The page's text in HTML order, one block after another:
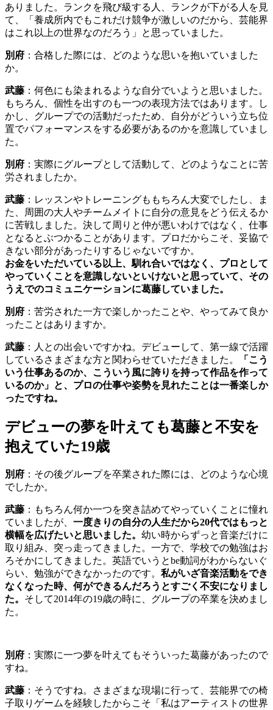
ありました。ランクを飛び級する人、ランクが下がる人を見
て、「養成所内でもこれだけ競争が激しいのだから、芸能界
はこれ以上の世界なのだろう」と思っていました。
別府 ： 合格した際には、どのような思いを抱いていました
か。
武藤 ： 何色にも染まれるような自分でいようと思いました。
もちろん、個性を出すのも一つの表現方法ではあります。し
かし、グループでの活動だったため、自分がどういう立ち位
置でパフォーマンスをする必要があるのかを意識していまし
た。
別府 ： 実際にグループとして活動して、どのようなことに苦
労されましたか。
武藤 ： レッスンやトレーニングももちろん大変でしたし、ま
た、周囲の大人やチームメイトに自分の意見をどう伝えるか
に苦戦しました。 決して周りと仲が悪いわけではなく、仕事
となるとぶつかることがあります。プロだからこそ、妥協で
きない部分があったりするじゃないですか。
お金をいただいている以上、馴れ合いではなく、プロとして
やっていくことを意識しないといけないと思っていて、その
うえでのコミュニケーションに葛藤していました。
別府 ： 苦労された一方で楽しかったことや、やってみて良か
ったことはありますか。
武藤 ： 人との出会いですかね。 デビューして、第一線で活躍
しているさまざまな方と関わらせていただきました。
「こう
いう仕事あるのか、こういう風に誇りを持って作品を作って
いるのか」と、プロの仕事や姿勢を見れたことは一番楽しか
ったですね。
デビューの夢を叶えても葛藤と不安を
抱えていた19歳
別府 ： その後グループを卒業された際には、どのような心境
でしたか。
武藤 ： もちろん何か一つを突き詰めてやっていくことに憧れ
ていましたが、 一度きりの自分の人生だから20代ではもっと
横幅を広げたいと思いました。 幼い時からずっと音楽だけに
取り組み、突っ走ってきました。一方で、学校での勉強はお
ろそかにしてきました。英語でいうとbe動詞がわからないぐ
らい、勉強ができなかったのです。 私がいざ音楽活動をでき
なくなった時、何ができるんだろうとすごく不安になりまし
た。 そして2014年の19歳の時に、グループの卒業を決めまし
た。
別府 ： 実際に一つ夢を叶えてもそういった葛藤があったので
すね。
武藤 ： そうですね。さまざまな現場に行って、芸能界での椅
子取りゲームを経験したからこそ「私はアーティストの世界